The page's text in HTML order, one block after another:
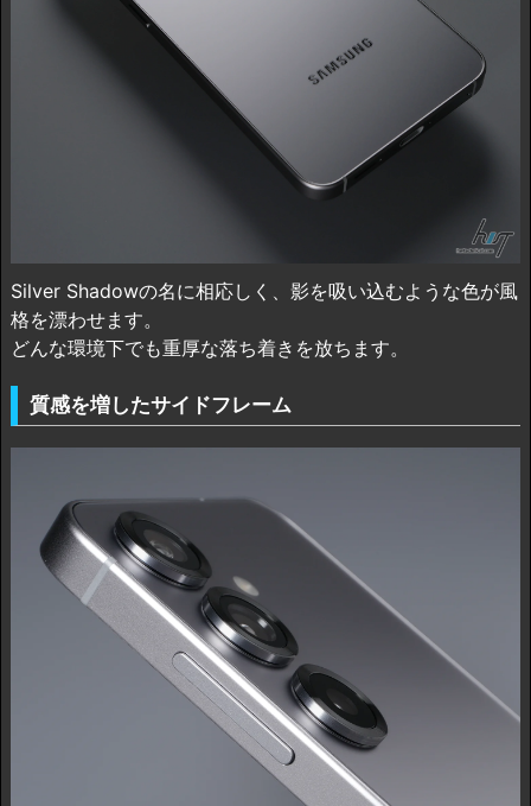
Silver Shadowの名に相応しく、影を吸い込むような色が風
格を漂わせます。
どんな環境下でも重厚な落ち着きを放ちます。
質感を増したサイドフレーム